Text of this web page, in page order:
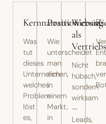
Kernnarrativ
Was
tut
dieses
Unternehmen,
welches
Problem
löst
es,
Positionierung
Wie
unterscheidet
man
sich
in
einem
Markt,
in
Website
als
Nicht
hübsch,
sondern
wirksam
—
Leads,